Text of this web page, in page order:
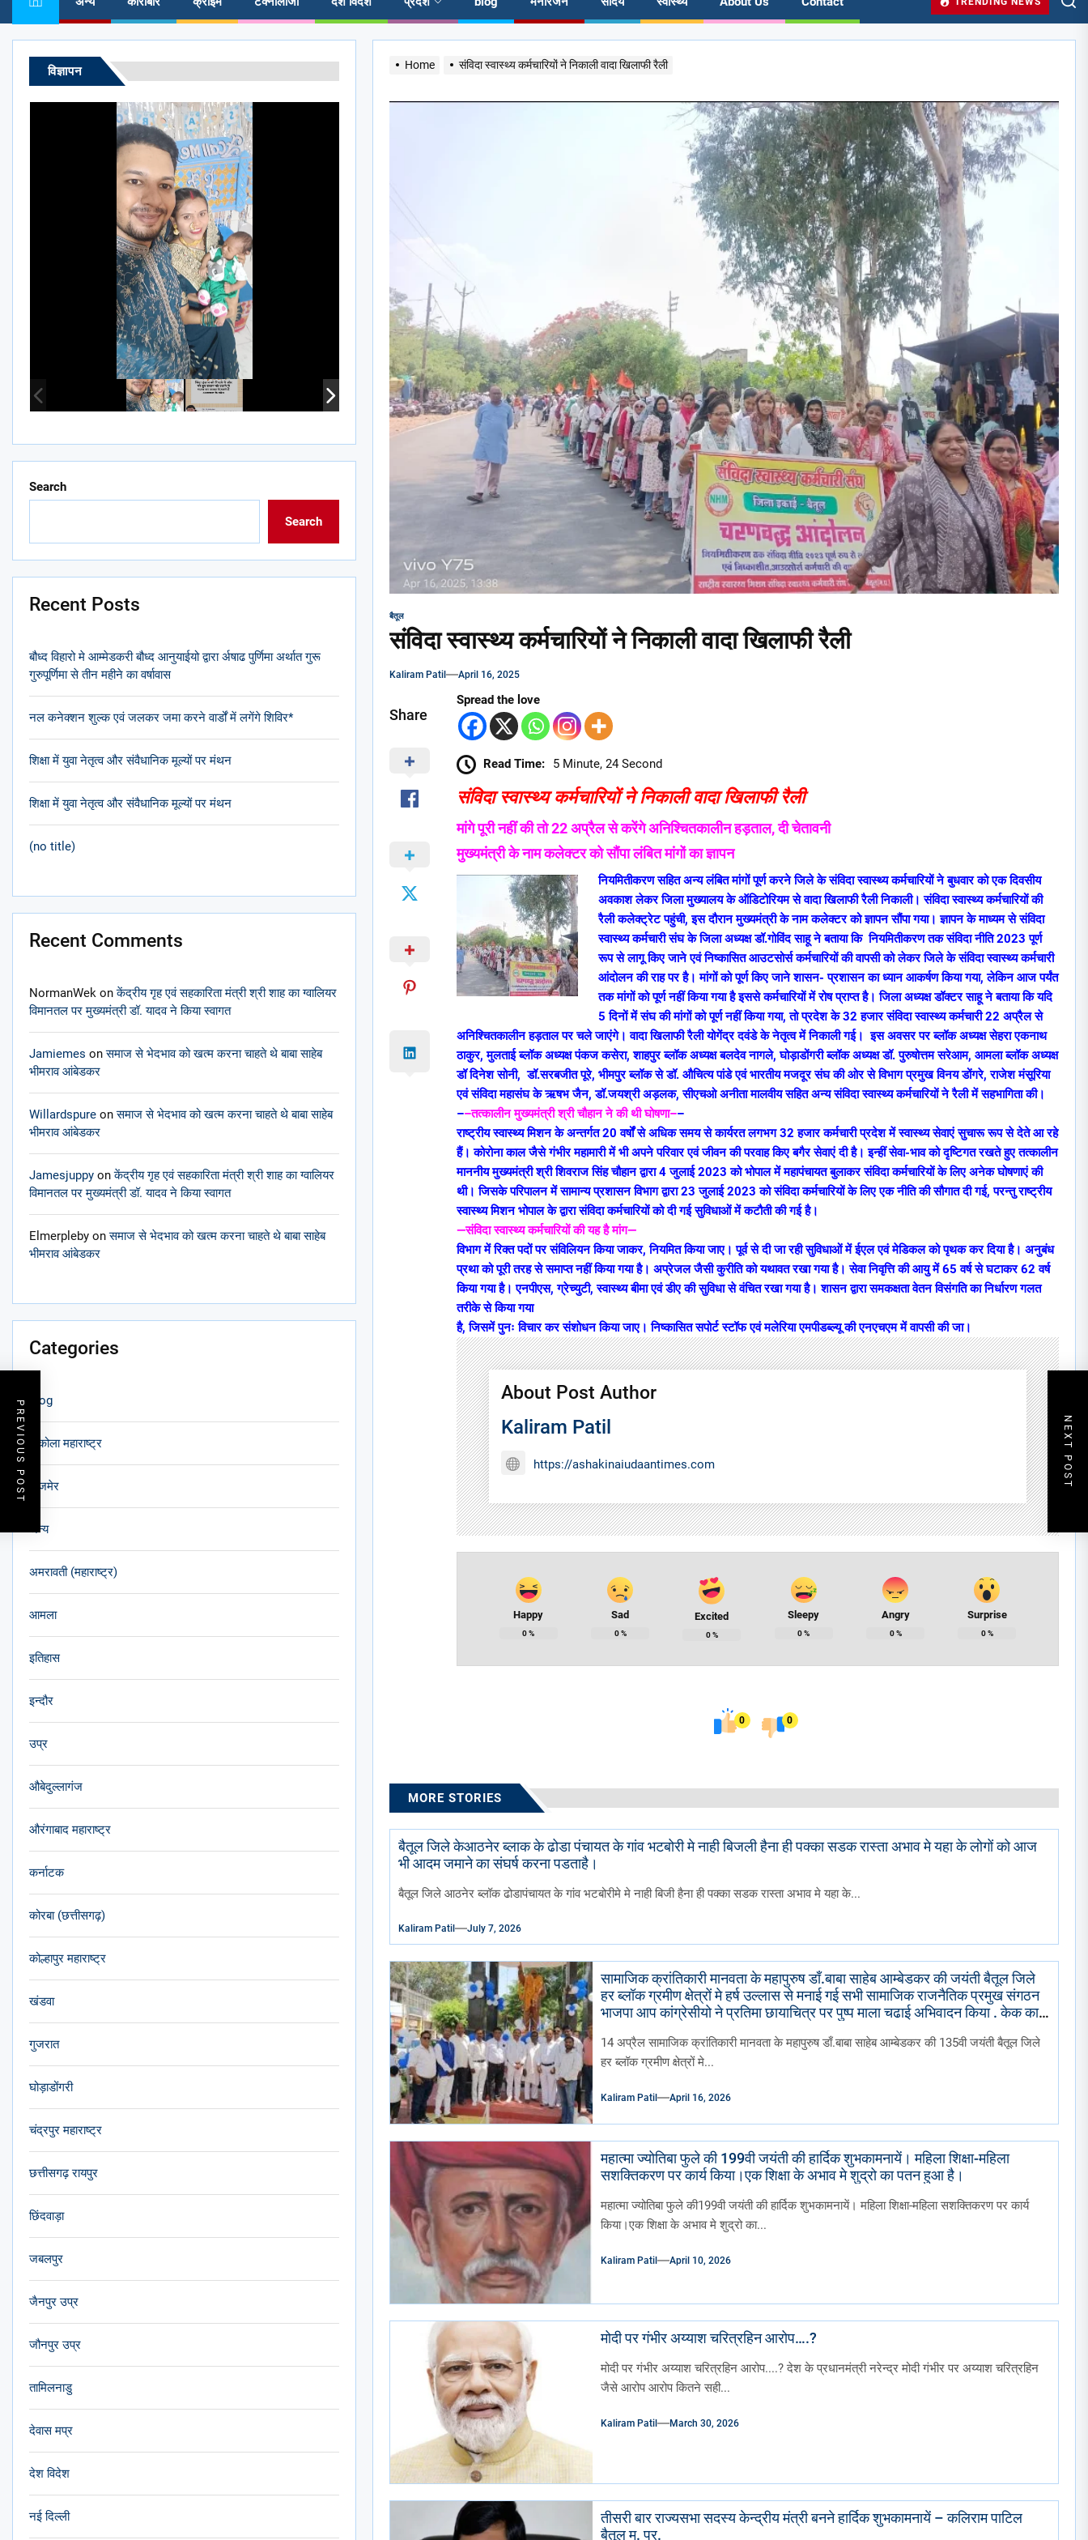
Home संविदा स्वास्थ्य कर्मचारियों ने निकाली वादा खिलाफी रैली
बैतूल
संविदा स्वास्थ्य कर्मचारियों ने निकाली वादा खिलाफी रैली
Kaliram Patil April 16, 2025
Share
Spread the love
Read Time: 5 Minute, 24 Second
संविदा स्वास्थ्य कर्मचारियों ने निकाली वादा खिलाफी रैली
मांगे पूरी नहीं की तो 22 अप्रैल से करेंगे अनिश्चितकालीन हड़ताल, दी चेतावनी
मुख्यमंत्री के नाम कलेक्टर को सौंपा लंबित मांगों का ज्ञापन
नियमितीकरण सहित अन्य लंबित मांगों पूर्ण करने जिले के संविदा स्वास्थ्य कर्मचारियों ने बुधवार को एक दिवसीय
अवकाश लेकर जिला मुख्यालय के ऑडिटोरियम से वादा खिलाफी रैली निकाली। संविदा स्वास्थ्य कर्मचारियों की
रैली कलेक्ट्रेट पहुंची, इस दौरान मुख्यमंत्री के नाम कलेक्टर को ज्ञापन सौंपा गया। ज्ञापन के माध्यम से संविदा
स्वास्थ्य कर्मचारी संघ के जिला अध्यक्ष डॉ.गोविंद साहू ने बताया कि नियमितीकरण तक संविदा नीति 2023 पूर्ण
रूप से लागू किए जाने एवं निष्कासित आउटसोर्स कर्मचारियों की वापसी को लेकर जिले के संविदा स्वास्थ्य कर्मचारी
आंदोलन की राह पर है। मांगों को पूर्ण किए जाने शासन- प्रशासन का ध्यान आकर्षण किया गया, लेकिन आज पर्यंत
तक मांगों को पूर्ण नहीं किया गया है इससे कर्मचारियों में रोष प्राप्त है। जिला अध्यक्ष डॉक्टर साहू ने बताया कि यदि
5 दिनों में संघ की मांगों को पूर्ण नहीं किया गया, तो प्रदेश के 32 हजार संविदा स्वास्थ्य कर्मचारी 22 अप्रैल से
अनिश्चितकालीन हड़ताल पर चले जाएंगे। वादा खिलाफी रैली योगेंद्र दवंडे के नेतृत्व में निकाली गई। इस अवसर पर ब्लॉक अध्यक्ष सेहरा एकनाथ
ठाकुर, मुलताई ब्लॉक अध्यक्ष पंकज कसेरा, शाहपुर ब्लॉक अध्यक्ष बलदेव नागले, घोड़ाडोंगरी ब्लॉक अध्यक्ष डॉ. पुरुषोत्तम सरेआम, आमला ब्लॉक अध्यक्ष
डॉ दिनेश सोनी, डॉ.सरबजीत पूरे, भीमपुर ब्लॉक से डॉ. औचित्य पांडे एवं भारतीय मजदूर संघ की ओर से विभाग प्रमुख विनय डोंगरे, राजेश मंसूरिया
एवं संविदा महासंघ के ऋषभ जैन, डॉ.जयश्री अड़लक, सीएचओ अनीता मालवीय सहित अन्य संविदा स्वास्थ्य कर्मचारियों ने रैली में सहभागिता की।
––तत्कालीन मुख्यमंत्री श्री चौहान ने की थी घोषणा––
राष्ट्रीय स्वास्थ्य मिशन के अन्तर्गत 20 वर्षों से अधिक समय से कार्यरत लगभग 32 हजार कर्मचारी प्रदेश में स्वास्थ्य सेवाएं सुचारू रूप से देते आ रहे
हैं। कोरोना काल जैसे गंभीर महामारी में भी अपने परिवार एवं जीवन की परवाह किए बगैर सेवाएं दी है। इन्हीं सेवा-भाव को दृष्टिगत रखते हुए तत्कालीन
माननीय मुख्यमंत्री श्री शिवराज सिंह चौहान द्वारा 4 जुलाई 2023 को भोपाल में महापंचायत बुलाकर संविदा कर्मचारियों के लिए अनेक घोषणाएं की
थी। जिसके परिपालन में सामान्य प्रशासन विभाग द्वारा 23 जुलाई 2023 को संविदा कर्मचारियों के लिए एक नीति की सौगात दी गई, परन्तु राष्ट्रीय
स्वास्थ्य मिशन भोपाल के द्वारा संविदा कर्मचारियों को दी गई सुविधाओं में कटौती की गई है।
—संविदा स्वास्थ्य कर्मचारियों की यह है मांग—
विभाग में रिक्त पदों पर संविलियन किया जाकर, नियमित किया जाए। पूर्व से दी जा रही सुविधाओं में ईएल एवं मेडिकल को पृथक कर दिया है। अनुबंध
प्रथा को पूरी तरह से समाप्त नहीं किया गया है। अप्रेजल जैसी कुरीति को यथावत रखा गया है। सेवा निवृत्ति की आयु में 65 वर्ष से घटाकर 62 वर्ष
किया गया है। एनपीएस, ग्रेच्युटी, स्वास्थ्य बीमा एवं डीए की सुविधा से वंचित रखा गया है। शासन द्वारा समकक्षता वेतन विसंगति का निर्धारण गलत
तरीके से किया गया
है, जिसमें पुनः विचार कर संशोधन किया जाए। निष्कासित सपोर्ट स्टॉफ एवं मलेरिया एमपीडब्ल्यू की एनएचएम में वापसी की जा।
About Post Author
Kaliram Patil
https://ashakinaiudaantimes.com
Happy
0%
Sad
0%
Excited
0%
Sleepy
0%
Angry
0%
Surprise
0%
0 0
PREVIOUS POST NEXT POST
MORE STORIES
बैतूल जिले केआठनेर ब्लाक के ढोडा पंचायत के गांव भटबोरी मे नाही बिजली हैना ही पक्का सडक रास्ता अभाव मे यहा के लोगों को आज
भी आदम जमाने का संघर्ष करना पडताहै।
बैतूल जिले आठनेर ब्लॉक ढोडापंचायत के गांव भटबोरीमे मे नाही बिजी हैना ही पक्का सडक रास्ता अभाव मे यहा के...
Kaliram Patil July 7, 2026
सामाजिक क्रांतिकारी मानवता के महापुरुष डाँ.बाबा साहेब आम्बेडकर की जयंती बैतूल जिले
हर ब्लॉक ग्रमीण क्षेत्रों मे हर्ष उल्लास से मनाई गई सभी सामाजिक राजनैतिक प्रमुख संगठन
भाजपा आप कांग्रेसीयो ने प्रतिमा छायाचित्र पर पुष्प माला चढाई अभिवादन किया . केक काटा
14 अप्रैल सामाजिक क्रांतिकारी मानवता के महापुरुष डाँ.बाबा साहेब आम्बेडकर की 135वी जयंती बैतूल जिले
हर ब्लॉक ग्रमीण क्षेत्रों मे...
Kaliram Patil April 16, 2026
महात्मा ज्योतिबा फुले की 199वी जयंती की हार्दिक शुभकामनायें। महिला शिक्षा-महिला
सशक्तिकरण पर कार्य किया।एक शिक्षा के अभाव मे शुद्रो का पतन हुआ है।
महात्मा ज्योतिबा फुले की199वी जयंती की हार्दिक शुभकामनायें। महिला शिक्षा-महिला सशक्तिकरण पर कार्य
किया।एक शिक्षा के अभाव मे शुद्रो का...
Kaliram Patil April 10, 2026
मोदी पर गंभीर अय्याश चरित्रहिन आरोप….?
मोदी पर गंभीर अय्याश चरित्रहिन आरोप....? देश के प्रधानमंत्री नरेन्द्र मोदी गंभीर पर अय्याश चरित्रहिन
जैसे आरोप आरोप कितने सही...
Kaliram Patil March 30, 2026
तीसरी बार राज्यसभा सदस्य केन्द्रीय मंत्री बनने हार्दिक शुभकामनायें – कलिराम पाटिल
बैतूल म. प्र.
विज्ञापन
Search
Search
Recent Posts
बौध्द विहारो मे आम्मेडकरी बौध्द आनुयाईयो द्वारा र्अषाढ पुर्णिमा अर्थात गुरू
गुरुपूर्णिमा से तीन महीने का वर्षावास
नल कनेक्शन शुल्क एवं जलकर जमा करने वार्डों में लगेंगे शिविर*
शिक्षा में युवा नेतृत्व और संवैधानिक मूल्यों पर मंथन
शिक्षा में युवा नेतृत्व और संवैधानिक मूल्यों पर मंथन
(no title)
Recent Comments
NormanWek onकेंद्रीय गृह एवं सहकारिता मंत्री श्री शाह का ग्वालियर
विमानतल पर मुख्यमंत्री डॉ. यादव ने किया स्वागत
Jamiemes onसमाज से भेदभाव को खत्म करना चाहते थे बाबा साहेब
भीमराव आंबेडकर
Willardspure onसमाज से भेदभाव को खत्म करना चाहते थे बाबा साहेब
भीमराव आंबेडकर
Jamesjuppy onकेंद्रीय गृह एवं सहकारिता मंत्री श्री शाह का ग्वालियर
विमानतल पर मुख्यमंत्री डॉ. यादव ने किया स्वागत
Elmerpleby onसमाज से भेदभाव को खत्म करना चाहते थे बाबा साहेब
भीमराव आंबेडकर
Categories
blog
अकोला महाराष्ट्र
अजमेर
अन्य
अमरावती (महाराष्ट्र)
आमला
इतिहास
इन्दौर
उप्र
औबेदुल्लागंज
औरंगाबाद महाराष्ट्र
कर्नाटक
कोरबा (छत्तीसगढ़)
कोल्हापुर महाराष्ट्र
खंडवा
गुजरात
घोड़ाडोंगरी
चंद्रपुर महाराष्ट्र
छत्तीसगढ़ रायपुर
छिंदवाड़ा
जबलपुर
जैनपुर उप्र
जौनपुर उप्र
तामिलनाडु
देवास मप्र
देश विदेश
नई दिल्ली